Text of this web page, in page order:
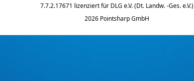
7.7.2.17671 lizenziert für DLG e.V. (Dt. Landw. -Ges. e.V.)
2026 Pointsharp GmbH